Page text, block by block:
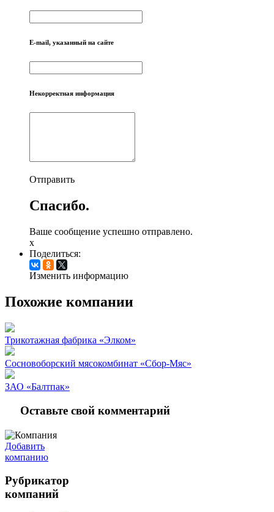
E-mail, указанный на сайте
Некорректная информация
Отправить
Спасибо.
Ваше сообщение успешно отправлено.
x
Поделиться:
Изменить информацию
Похожие компании
Трикотажная фабрика «Элком»
Сосновоборский мясокомбинат «Сбор-Мяс»
ЗАО «Балтпак»
Оставьте свой комментарий
Добавить
компанию
Рубрикатор
компаний